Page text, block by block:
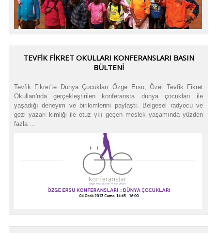
TEVFIK FIKRET OKULLARI KONFERANSLARI BASIN
BÜLTENI
Tevfik Fikret'te Dünya Çocukları Özge Ersu, Özel Tevfik Fikret
Okulları'nda gerçekleştirilen konferansta dünya çocukları ile
yaşadığı deneyim ve birikimlerini paylaştı. Belgesel radyocu ve
gezi yazarı kimliği ile otuz yılı geçen meslek yaşamında yüzden
fazla ...